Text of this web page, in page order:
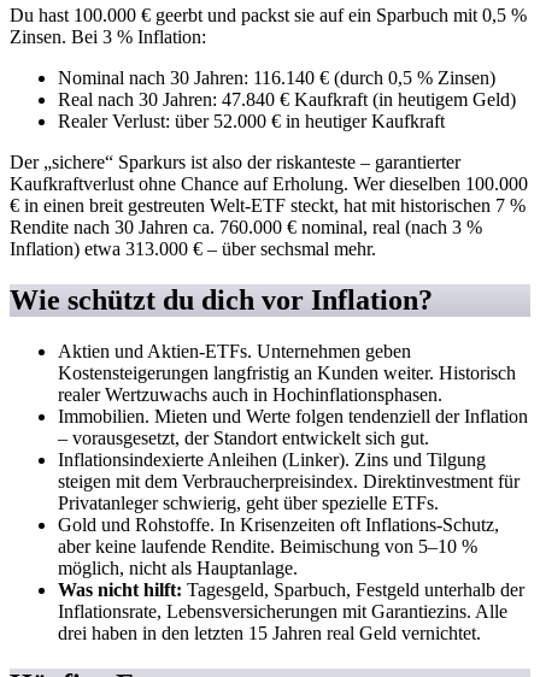
Du hast 100.000 € geerbt und packst sie auf ein Sparbuch mit 0,5 %
Zinsen. Bei 3 % Inflation:
Nominal nach 30 Jahren: 116.140 € (durch 0,5 % Zinsen)
Real nach 30 Jahren: 47.840 € Kaufkraft (in heutigem Geld)
Realer Verlust: über 52.000 € in heutiger Kaufkraft
Der „sichere“ Sparkurs ist also der riskanteste – garantierter
Kaufkraftverlust ohne Chance auf Erholung. Wer dieselben 100.000
€ in einen breit gestreuten Welt-ETF steckt, hat mit historischen 7 %
Rendite nach 30 Jahren ca. 760.000 € nominal, real (nach 3 %
Inflation) etwa 313.000 € – über sechsmal mehr.
Wie schützt du dich vor Inflation?
Aktien und Aktien-ETFs. Unternehmen geben
Kostensteigerungen langfristig an Kunden weiter. Historisch
realer Wertzuwachs auch in Hochinflations­phasen.
Immobilien. Mieten und Werte folgen tendenziell der Inflation
– vorausgesetzt, der Standort entwickelt sich gut.
Inflationsindexierte Anleihen (Linker). Zins und Tilgung
steigen mit dem Verbraucherpreisindex. Direktinvestment für
Privatanleger schwierig, geht über spezielle ETFs.
Gold und Rohstoffe. In Krisenzeiten oft Inflations-Schutz,
aber keine laufende Rendite. Beimischung von 5–10 %
möglich, nicht als Hauptanlage.
Was nicht hilft: Tagesgeld, Sparbuch, Festgeld unterhalb der
Inflationsrate, Lebensversicherungen mit Garantiezins. Alle
drei haben in den letzten 15 Jahren real Geld vernichtet.